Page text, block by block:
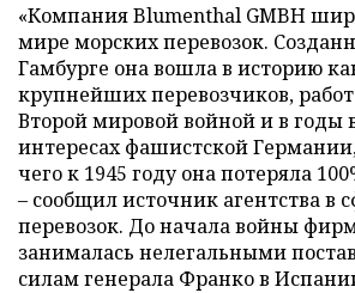
«Компания Blumenthal GMBH
мире морских перевозок.
Гамбурге она вошла в историю
крупнейших перевозчиков,
Второй мировой войной и в годы
интересах фашистской Германии,
чего к 1945 году она потеряла
– сообщил источник агентства в
перевозок. До начала войны
занималась нелегальными
силам генерала Франко в